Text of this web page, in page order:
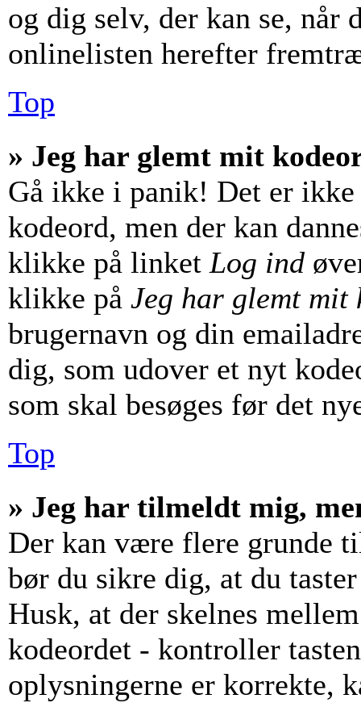
og dig selv, der kan se,
onlinelisten herefter
Top
» Jeg har glemt mit
Gå ikke i panik! Det er
kodeord, men der kan
klikke på linket Log ind
klikke på Jeg har glemt mit
brugernavn og din
dig, som udover et nyt
som skal besøges før det
Top
» Jeg har tilmeldt mig,
Der kan være flere grunde
bør du sikre dig, at du
Husk, at der skelnes
kodeordet - kontroller
oplysningerne er korrekte,